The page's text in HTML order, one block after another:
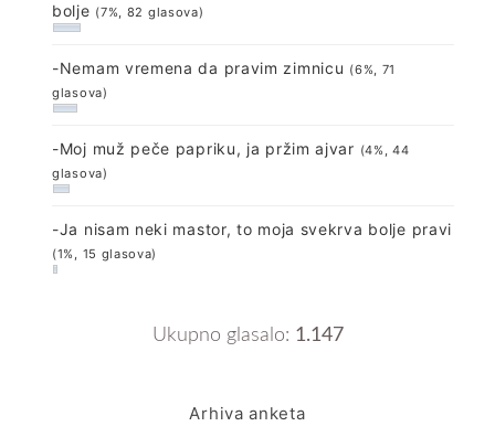
bolje (7%, 82 glasova)
-Nemam vremena da pravim zimnicu (6%, 71
glasova)
-Moj muž peče papriku, ja pržim ajvar (4%, 44
glasova)
-Ja nisam neki mastor, to moja svekrva bolje pravi
(1%, 15 glasova)
Ukupno glasalo: 1.147
Arhiva anketa